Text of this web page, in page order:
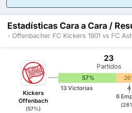
Estadísticas Cara a Cara /
- Offenbacher FC Kickers 1901 vs FC
Kickers
Offenbach
(57%)
23
Partidos
57%
13 Victorias
6
4